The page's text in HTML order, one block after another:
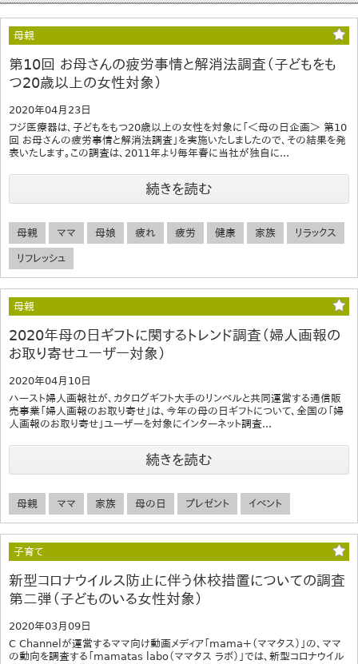
母親
第10回 お母さんの疲労事情と解消法調査（子どもをも
つ20歳以上の女性対象）
2020年04月23日
フジ医療器は、子どもをもつ20歳以上の女性を対象に「＜母の日企画＞ 第10
回 お母さんの疲労事情と解消法調査」を実施いたしましたので、その結果を発
表いたします。この調査は、2011年より毎年春に当社が独自に...
続きを読む
母親 ママ 母娘 疲れ 疲労 健康 家族 リラックス
リフレッシュ
母親
2020年母の日ギフトに関するトレンド調査（婦人画報の
お取り寄せユーザー対象）
2020年04月10日
ハースト婦人画報社が、カタログギフト大手のリンベルと共同運営する通信販
売事業「婦人画報のお取り寄せ」は、今年の母の日ギフトについて、全国の「婦
人画報のお取り寄せ」ユーザーを対象にインターネット調査...
続きを読む
母親 ママ 家族 母の日 プレゼント イベント
子育て
新型コロナウイルス防止に伴う休校措置についての調査
第二弾（子どものいる女性対象）
2020年03月09日
C Channelが運営するママ向け動画メディア「mama＋（ママタス）」の、ママ
の動向を調査する「mamatas labo（ママタス ラボ）」では、新型コロナウイル